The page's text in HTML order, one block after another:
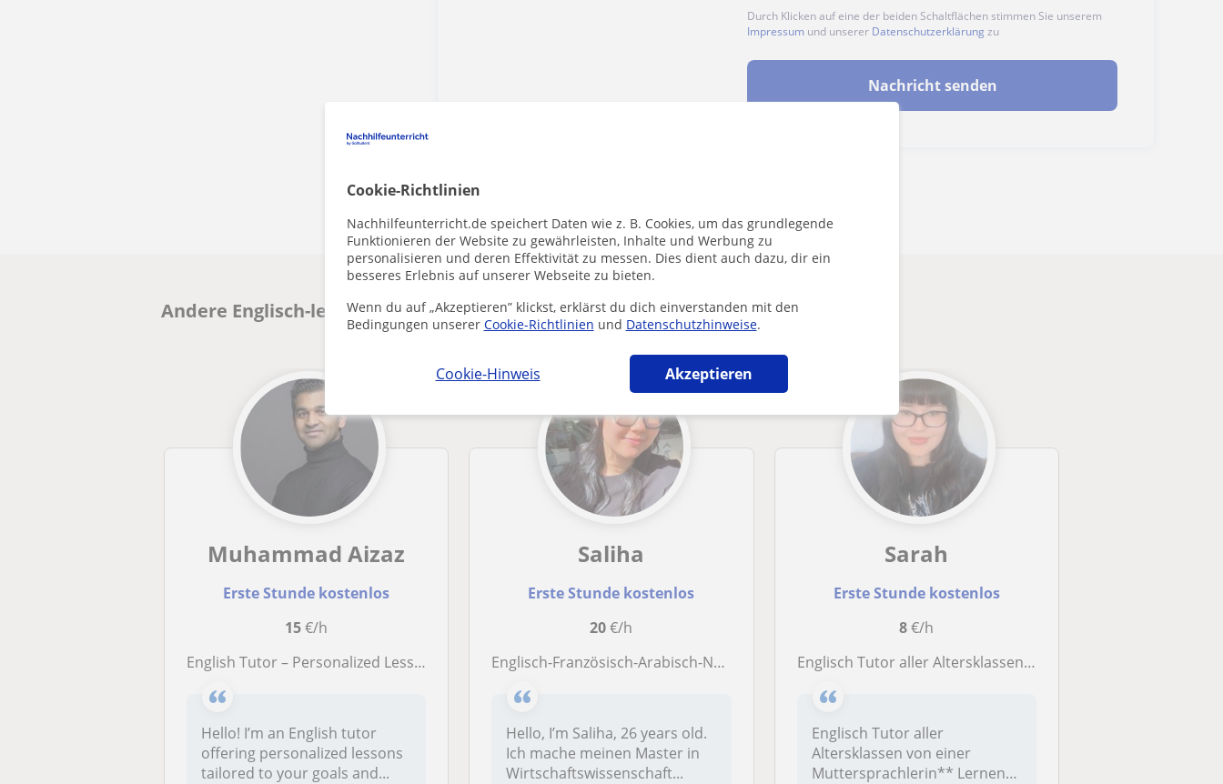
Cookie-Richtlinien
Nachhilfeunterricht.de speichert Daten wie z. B. Cookies, um das grundlegende
Funktionieren der Website zu gewährleisten, Inhalte und Werbung zu
personalisieren und deren Effektivität zu messen. Dies dient auch dazu, dir ein
besseres Erlebnis auf unserer Webseite zu bieten.
Wenn du auf „Akzeptieren” klickst, erklärst du dich einverstanden mit den
Bedingungen unserer Cookie-Richtlinien und Datenschutzhinweise.
Cookie-Hinweis Akzeptieren
Durch Klicken auf eine der beiden Schaltflächen stimmen Sie unserem
Impressum und unserer Datenschutzerklärung zu
Nachricht senden
Andere Englisch-lehrer in Ronnenberg die dich interessieren könnten
Muhammad Aizaz
Erste Stunde kostenlos
15€/h
English Tutor – Personalized Lessons for All Levels (Online & In-Person)
Hello! I’m an English tutor
offering personalized lessons
tailored to your goals and...
Saliha
Erste Stunde kostenlos
20€/h
Englisch-Französisch-Arabisch-Nachhilfelehrer für Kinder aller Altersstufen.
Hello, I’m Saliha, 26 years old.
Ich mache meinen Master in
Wirtschaftswissenschaft...
Sarah
Erste Stunde kostenlos
8€/h
Englisch Tutor aller Altersklassen von Muttersprachlerin
Englisch Tutor aller
Altersklassen von einer
Muttersprachlerin** Lernen